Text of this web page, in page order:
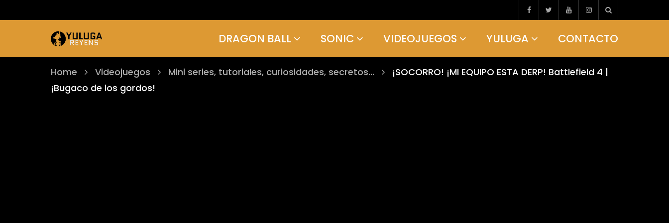
DRAGON BALL SONIC VIDEOJUEGOS YULUGA CONTACTO
Home Videojuegos Mini series, tutoriales, curiosidades, secretos...
¡SOCORRO! ¡MI EQUIPO ESTA DERP! Battlefield 4 |
¡Bugaco de los gordos!